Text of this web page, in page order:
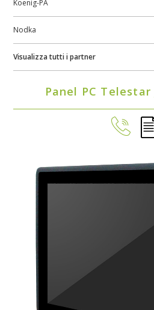
Koenig-PA
Nodka
Visualizza tutti i partner
Panel PC Telestar